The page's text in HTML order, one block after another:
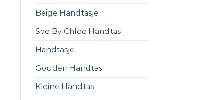
Beige Handtasje
See By Chloe Handtas
Handtasje
Gouden Handtas
Kleine Handtas